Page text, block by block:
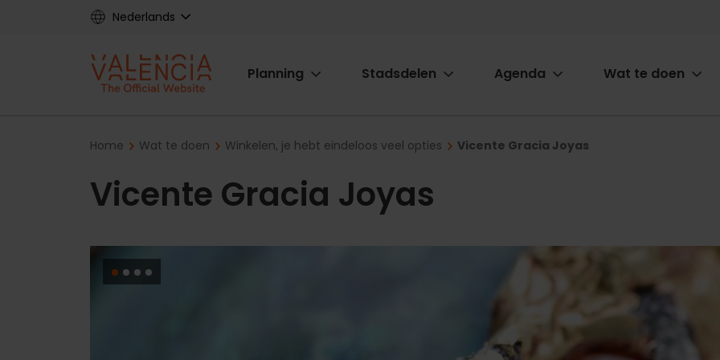
Nederlands
Main
Planning Stadsdelen Agenda Wat te doen
Breadcrumb
Home Wat te doen Winkelen, je hebt eindeloos veel opties Vicente Gracia Joyas
Vicente Gracia Joyas